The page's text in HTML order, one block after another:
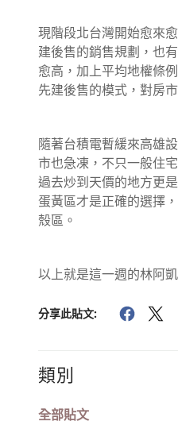
現階段北台灣開始愈來
建後售的銷售規劃，也
愈高，加上平均地權條
先建後售的模式，對房
隨著台積電暫緩來高雄
市也急凍，不只一般住
過去炒到天價的地方更
蛋黃區才是正確的選擇
殼區。
以上就是這一週的林阿
分享此貼文:
類別
全部貼文